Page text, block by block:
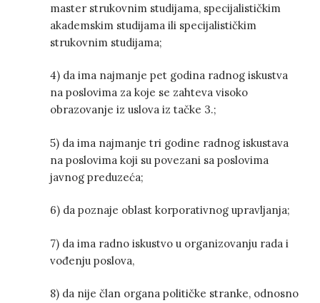
master strukovnim studijama, specijalističkim
akademskim studijama ili specijalističkim
strukovnim studijama;
4) da ima najmanje pet godina radnog iskustva
na poslovima za koje se zahteva visoko
obrazovanje iz uslova iz tačke 3.;
5) da ima najmanje tri godine radnog iskustava
na poslovima koji su povezani sa poslovima
javnog preduzeća;
6) da poznaje oblast korporativnog upravljanja;
7) da ima radno iskustvo u organizovanju rada i
vođenju poslova,
8) da nije član organa političke stranke, odnosno